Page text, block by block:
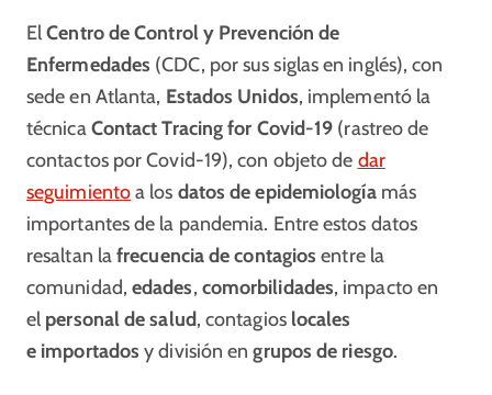
ElCentro de Control y Prevención de
Enfermedades (CDC, por sus siglas en inglés), con
sede en Atlanta, Estados Unidos, implementó la
técnicaContact Tracing for Covid-19 (rastreo de
contactos por Covid-19), con objeto de dar
seguimientoa los datos de epidemiologíamás
importantes de la pandemia. Entre estos datos
resaltan lafrecuencia de contagios entre la
comunidad, edades, comorbilidades, impacto en
el personal de salud, contagios locales
e importados y división engrupos de riesgo.